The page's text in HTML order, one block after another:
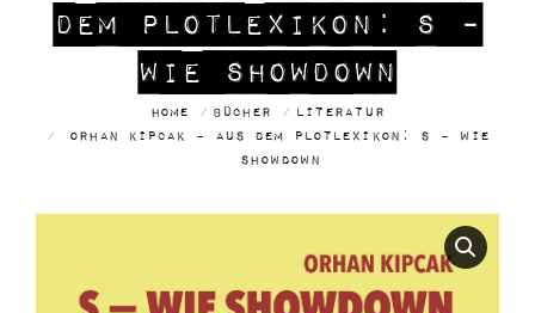
DEM PLOTLEXIKON: S –
WIE SHOWDOWN
You are here:
Home Bücher
Literatur
Orhan Kipcak – AUS DEM PLOTLEXIKON: S – Wie
Showdown